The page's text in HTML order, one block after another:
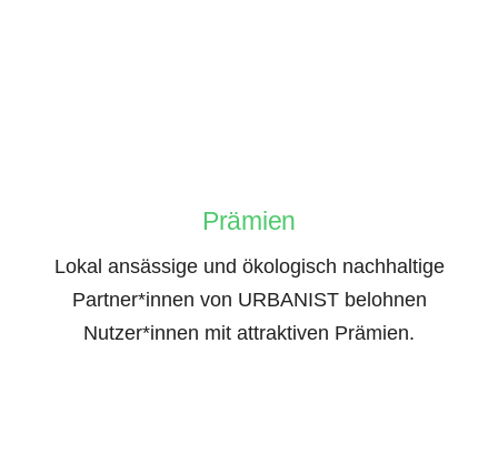
Prämien
Lokal ansässige und ökologisch nachhaltige
Partner*innen von URBANIST belohnen
Nutzer*innen mit attraktiven Prämien.